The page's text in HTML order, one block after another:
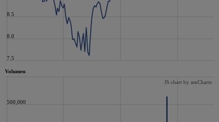
7.5
8.0
8.5
Volumen
500,000
JS chart by amCharts